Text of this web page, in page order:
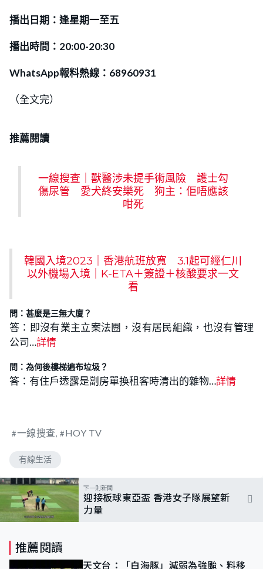
播出日期：逢星期一至五
播出時間：20:00-20:30
WhatsApp報料熱線：68960931
（全文完）
推薦閱讀
一線搜查｜獸醫涉未提手術風險 護士勾
傷尿管 愛犬終安樂死 狗主：佢唔應該
咁死
韓國入境2023｜香港航班放寬 3.1起可經仁川
以外機場入境｜K-ETA＋簽證＋核酸要求一文
看
問：甚麼是三無大廈？
答：即沒有業主立案法團，沒有居民組織，也沒有管理
公司…詳情
問：為何後樓梯遍布垃圾？
答：有住戶透露是劏房單換租客時清出的雜物…詳情
一線搜查 HOY TV
有線生活
下一則新聞
迎接板球東亞盃 香港女子隊展望新
力量
推薦閱讀
天文台：「白海豚」減弱為強颱、料移